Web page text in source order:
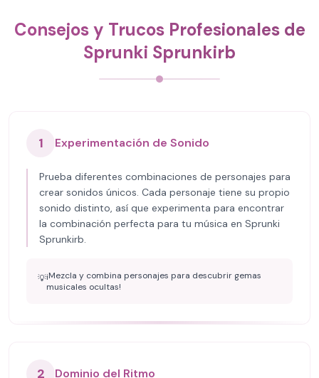
Consejos y Trucos Profesionales de
Sprunki Sprunkirb
1 Experimentación de Sonido
Prueba diferentes combinaciones de personajes para
crear sonidos únicos. Cada personaje tiene su propio
sonido distinto, así que experimenta para encontrar
la combinación perfecta para tu música en Sprunki
Sprunkirb.
💡¡Mezcla y combina personajes para descubrir gemas
musicales ocultas!
2 Dominio del Ritmo